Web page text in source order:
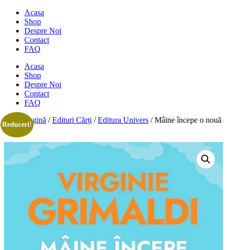
Acasa
Shop
Despre Noi
Contact
FAQ
Acasa
Shop
Despre Noi
Contact
FAQ
Prima pagină /Edituri Cărți /Editura Univers / Mâine începe o nouă
viață
Reduceri!